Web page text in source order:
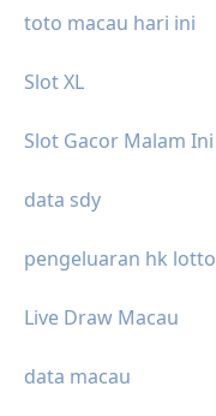
toto macau hari ini
Slot XL
Slot Gacor Malam Ini
data sdy
pengeluaran hk lotto
Live Draw Macau
data macau